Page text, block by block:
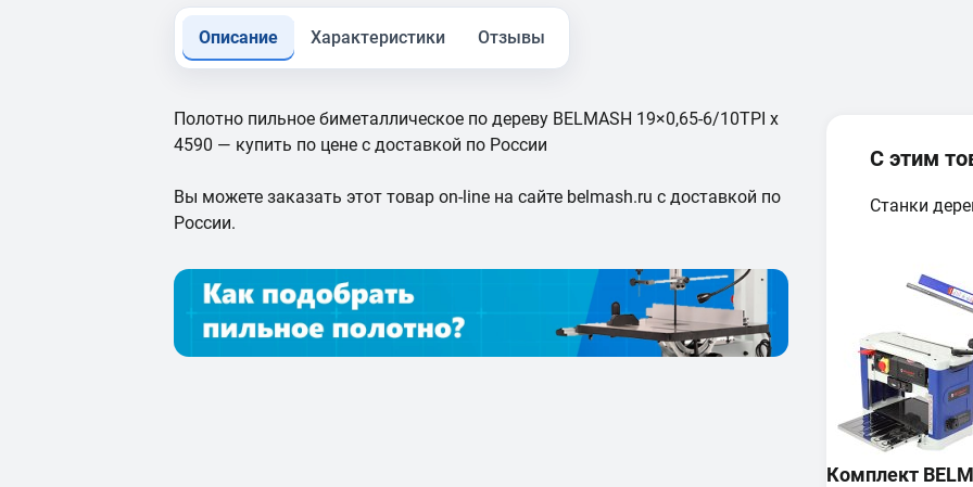
Описание Характеристики Отзывы
Полотно пильное биметаллическое по дереву BELMASH 19×0,65-6/10TPI x
4590 — купить по цене с доставкой по России
Вы можете заказать этот товар on-line на сайте belmash.ru с доставкой по
России.
С этим
Станки
Комплект